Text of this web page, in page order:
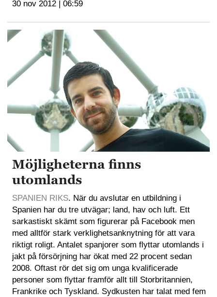
30 nov 2012 | 06:59
Möjligheterna finns
utomlands
SPANIEN RIKS. När du avslutar en utbildning i
Spanien har du tre utvägar; land, hav och luft. Ett
sarkastiskt skämt som figurerar på Facebook men
med alltför stark verklighetsanknytning för att vara
riktigt roligt. Antalet spanjorer som flyttar utomlands i
jakt på försörjning har ökat med 22 procent sedan
2008. Oftast rör det sig om unga kvalificerade
personer som flyttar framför allt till Storbritannien,
Frankrike och Tyskland. Sydkusten har talat med fem